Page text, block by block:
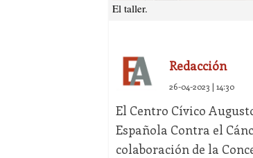
El taller.
Redacción
26-04-2023 | 14:30
El Centro Cívico
Española Contra el
colaboración de la